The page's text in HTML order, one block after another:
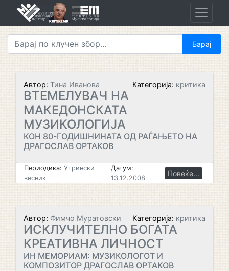
Автор: Тина Иванова Категорија: критика
ВТЕМЕЛУВАЧ НА
МАКЕДОНСКАТА
МУЗИКОЛОГИЈА
КОН 80-ГОДИШНИНАТА ОД РАЃАЊЕТО НА
ДРАГОСЛАВ ОРТАКОВ
Периодика: Утрински
весник
Датум:
13.12.2008
Повеќе...
Автор: Фимчо Муратовски Категорија: критика
ИСКЛУЧИТЕЛНО БОГАТА
КРЕАТИВНА ЛИЧНОСТ
ИН МЕМОРИАМ: МУЗИКОЛОГОТ И
КОМПОЗИТОР ДРАГОСЛАВ ОРТАКОВ